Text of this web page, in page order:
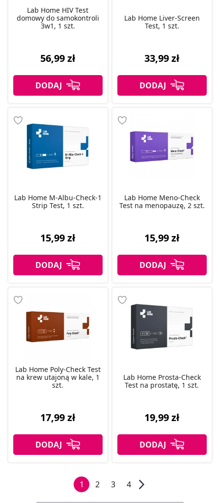
Lab Home HIV Test
domowy do samokontroli
3w1, 1 szt.
56,99 zł
Lab Home Liver-Screen
Test, 1 szt.
33,99 zł
Lab Home M-Albu-Check-1
Strip Test, 1 szt.
15,99 zł
Lab Home Meno-Check
Test na menopauzę, 2 szt.
15,99 zł
Lab Home Poly-Check Test
na krew utajoną w kale, 1
szt.
17,99 zł
Lab Home Prosta-Check
Test na prostatę, 1 szt.
19,99 zł
1 2 3 4